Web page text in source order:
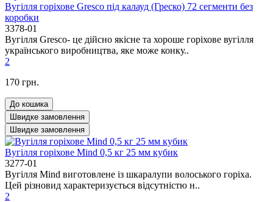
Вугілля горіхове Gresco під калауд (Греско) 72 сегменти без
коробки
3378-01
Вугілля Gresco- це дійсно якісне та хороше горіхове вугілля
українського виробництва, яке може конку..
2
170 грн.
До кошика
Швидке замовлення
Швидке замовлення
Вугілля горіхове Mind 0,5 кг 25 мм кубик
3277-01
Вугілля Mind виготовлене із шкаралупи волоського горіха.
Цей різновид характеризується відсутністю н..
2